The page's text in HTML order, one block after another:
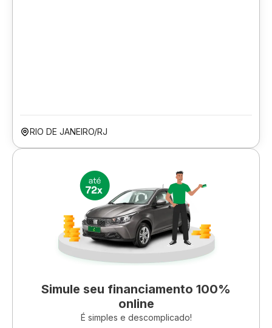
RIO DE JANEIRO/RJ
Simule seu financiamento 100%
online
É simples e descomplicado!